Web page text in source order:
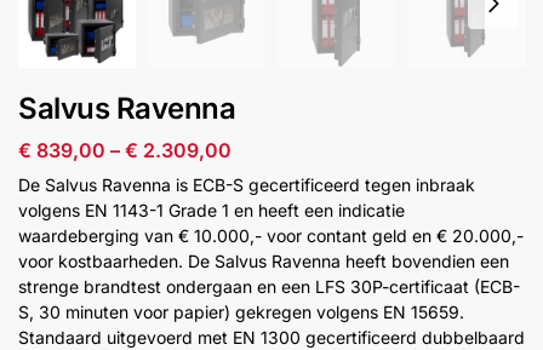
Intercom
Inbraakbeveiliging
Merken
Outlet
Salvus Ravenna
€ 839,00 – € 2.309,00
De Salvus Ravenna is ECB-S gecertificeerd tegen inbraak
volgens EN 1143-1 Grade 1 en heeft een indicatie
waardeberging van € 10.000,- voor contant geld en € 20.000,-
voor kostbaarheden. De Salvus Ravenna heeft bovendien een
strenge brandtest ondergaan en een LFS 30P-certificaat (ECB-
S, 30 minuten voor papier) gekregen volgens EN 15659.
Standaard uitgevoerd met EN 1300 gecertificeerd dubbelbaard